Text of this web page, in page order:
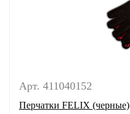
Арт. 411040152
Перчатки FELIX (черные)